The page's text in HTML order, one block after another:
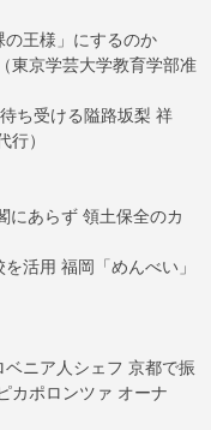
王様」にするのか
東京学芸大学教育学部准
ち受ける隘路坂梨 祥
行）
にあらず 領土保全のカ
活用 福岡「めんべい」
ニア人シェフ 京都で振
カポロンツァ オーナ